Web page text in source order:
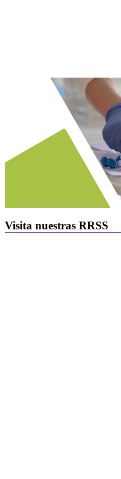
Visita nuestras RRSS